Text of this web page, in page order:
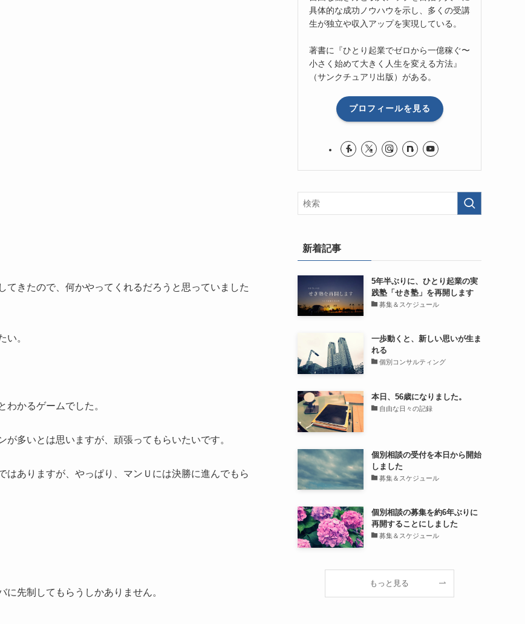
きたので、何かやってくれるだろうと思っていました
い。
かるゲームでした。
多いとは思いますが、頑張ってもらいたいです。
ありますが、やっぱり、マンＵには決勝に進んでもら
先制してもらうしかありません。
具体的な成功ノウハウを示し、多くの受講
生が独立や収入アップを実現している。
著書に『ひとり起業でゼロから一億稼ぐ〜
小さく始めて大きく人生を変える方法』
（サンクチュアリ出版）がある。
プロフィールを見る
新着記事
5年半ぶりに、ひとり起業の実
践塾「せき塾」を再開します
募集＆スケジュール
一歩動くと、新しい思いが生ま
れる
個別コンサルティング
本日、56歳になりました。
自由な日々の記録
個別相談の受付を本日から開始
しました
募集＆スケジュール
個別相談の募集を約6年ぶりに
再開することにしました
募集＆スケジュール
もっと見る